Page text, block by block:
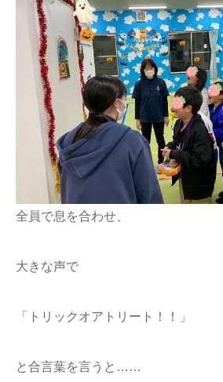
全員で息を合わせ、
大きな声で
「トリックオアトリート！！」
と合言葉を言うと……